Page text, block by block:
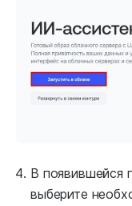
В появившейся
выберите